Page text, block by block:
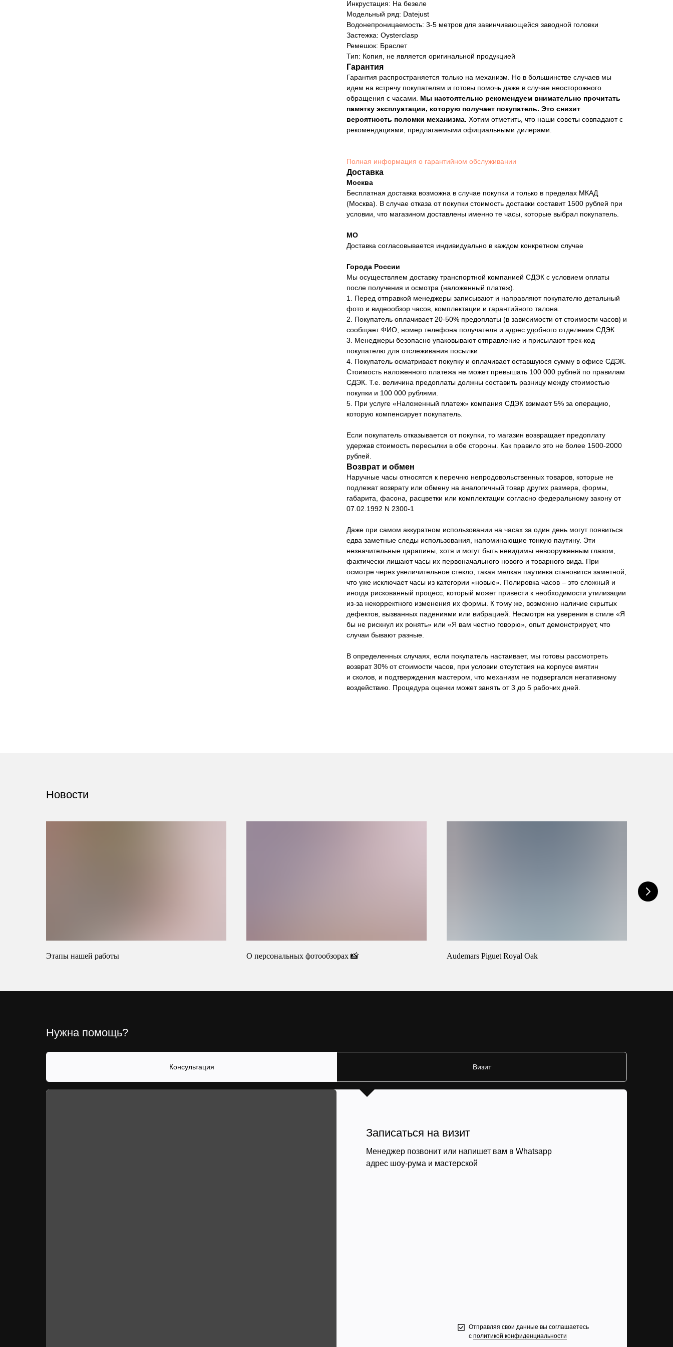
Инкрустация: На безеле
Модельный ряд: Datejust
Водонепроницаемость: 3-5 метров для завинчивающейся заводной головки
Застежка: Oysterclasp
Ремешок: Браслет
Тип: Копия, не является оригинальной продукцией
Гарантия
Гарантия распространяется только на механизм. Но в большинстве случаев мы
идем на встречу покупателям и готовы помочь даже в случае неосторожного
обращения с часами. Мы настоятельно рекомендуем внимательно прочитать
памятку эксплуатации, которую получает покупатель. Это снизит
вероятность поломки механизма. Хотим отметить, что наши советы совпадают с
рекомендациями, предлагаемыми официальными дилерами.
Полная информация о гарантийном обслуживании
Доставка
Москва
Бесплатная доставка возможна в случае покупки и только в пределах МКАД
(Москва). В случае отказа от покупки стоимость доставки составит 1500 рублей при
условии, что магазином доставлены именно те часы, которые выбрал покупатель.
МО
Доставка согласовывается индивидуально в каждом конкретном случае
Города России
Мы осуществляем доставку транспортной компанией СДЭК с условием оплаты
после получения и осмотра (наложенный платеж).
1. Перед отправкой менеджеры записывают и направляют покупателю детальный
фото и видеообзор часов, комплектации и гарантийного талона.
2. Покупатель оплачивает 20-50% предоплаты (в зависимости от стоимости часов) и
сообщает ФИО, номер телефона получателя и адрес удобного отделения СДЭК
3. Менеджеры безопасно упаковывают отправление и присылают трек-код
покупателю для отслеживания посылки
4. Покупатель осматривает покупку и оплачивает оставшуюся сумму в офисе СДЭК.
Стоимость наложенного платежа не может превышать 100 000 рублей по правилам
СДЭК. Т.е. величина предоплаты должны составить разницу между стоимостью
покупки и 100 000 рублями.
5. При услуге «Наложенный платеж» компания СДЭК взимает 5% за операцию,
которую компенсирует покупатель.
Если покупатель отказывается от покупки, то магазин возвращает предоплату
удержав стоимость пересылки в обе стороны. Как правило это не более 1500-2000
рублей.
Возврат и обмен
Наручные часы относятся к перечню непродовольственных товаров, которые не
подлежат возврату или обмену на аналогичный товар других размера, формы,
габарита, фасона, расцветки или комплектации согласно федеральному закону от
07.02.1992 N 2300-1
Даже при самом аккуратном использовании на часах за один день могут появиться
едва заметные следы использования, напоминающие тонкую паутину. Эти
незначительные царапины, хотя и могут быть невидимы невооруженным глазом,
фактически лишают часы их первоначального нового и товарного вида. При
осмотре через увеличительное стекло, такая мелкая паутинка становится заметной,
что уже исключает часы из категории «новые». Полировка часов – это сложный и
иногда рискованный процесс, который может привести к необходимости утилизации
из-за некорректного изменения их формы. К тому же, возможно наличие скрытых
дефектов, вызванных падениями или вибрацией. Несмотря на уверения в стиле «Я
бы не рискнул их ронять» или «Я вам честно говорю», опыт демонстрирует, что
случаи бывают разные.
В определенных случаях, если покупатель настаивает, мы готовы рассмотреть
возврат 30% от стоимости часов, при условии отсутствия на корпусе вмятин
и сколов, и подтверждения мастером, что механизм не подвергался негативному
воздействию. Процедура оценки может занять от 3 до 5 рабочих дней.
Новости
Этапы нашей работы О персональных фотообзорах 📸 Audemars Piguet Royal Oak
Нужна помощь?
Консультация Визит
Записаться на визит
Менеджер позвонит или напишет вам в Whatsapp
адрес шоу-рума и мастерской
Отправляя свои данные вы соглашаетесь
с политикой конфиденциальности